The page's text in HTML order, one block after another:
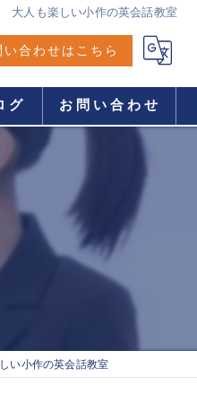
大人も楽しい小作の英会話教室
い合わせはこちら
グ お問い合わせ
い小作の英会話教室